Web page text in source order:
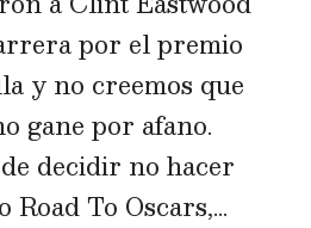
por el premio
y no creemos que
gane por afano.
decidir no hacer
To Oscars,...